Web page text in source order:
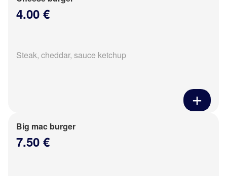
4.00 €
Steak, cheddar, sauce ketchup
Big mac burger
7.50 €